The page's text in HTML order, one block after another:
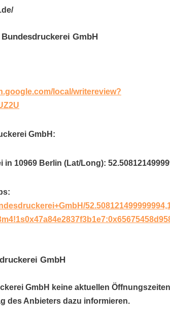
GmbH
local/writereview?
GmbH:
10969 Berlin (Lat/Long):
GmbH
GmbH keine aktuellen
des Anbieters dazu informieren.